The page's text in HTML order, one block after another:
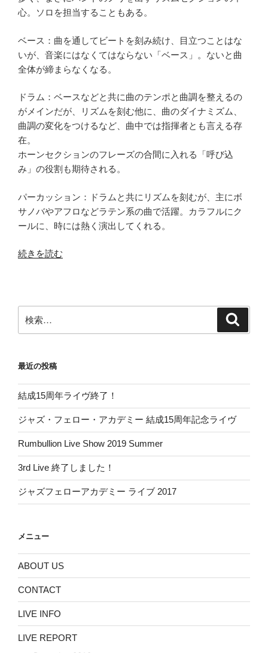
心。ソロを担当することもある。
ベース：曲を通してビートを刻み続け、目立つことはな
いが、音楽にはなくてはならない「ベース」。ないと曲
全体が締まらなくなる。
ドラム：ベースなどと共に曲のテンポと曲調を整えるの
がメインだが、リズムを刻む他に、曲のダイナミズム、
曲調の変化をつけるなど、曲中では指揮者とも言える存
在。
ホーンセクションのフレーズの合間に入れる「呼び込
み」の役割も期待される。
パーカッション：ドラムと共にリズムを刻むが、主にボ
サノバやアフロなどラテン系の曲で活躍。カラフルにク
ールに、時には熱く演出してくれる。
“Rhythm”
続きを読む
索:
最近の投稿
結成15周年ライヴ終了！
ジャズ・フェロー・アカデミー 結成15周年記念ライヴ
Rumbullion Live Show 2019 Summer
3rd Live 終了しました！
ジャズフェローアカデミー ライブ 2017
メニュー
ABOUT US
CONTACT
LIVE INFO
LIVE REPORT